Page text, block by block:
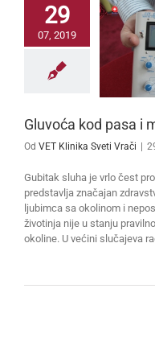
29
07, 2019
Gluvoća kod pasa i
Od VET Klinika Sveti Vrači
Gubitak sluha je vrlo čest
predstavlja značajan
ljubimca sa okolinom i
životinja nije u stanju
okoline. U većini slučajeva